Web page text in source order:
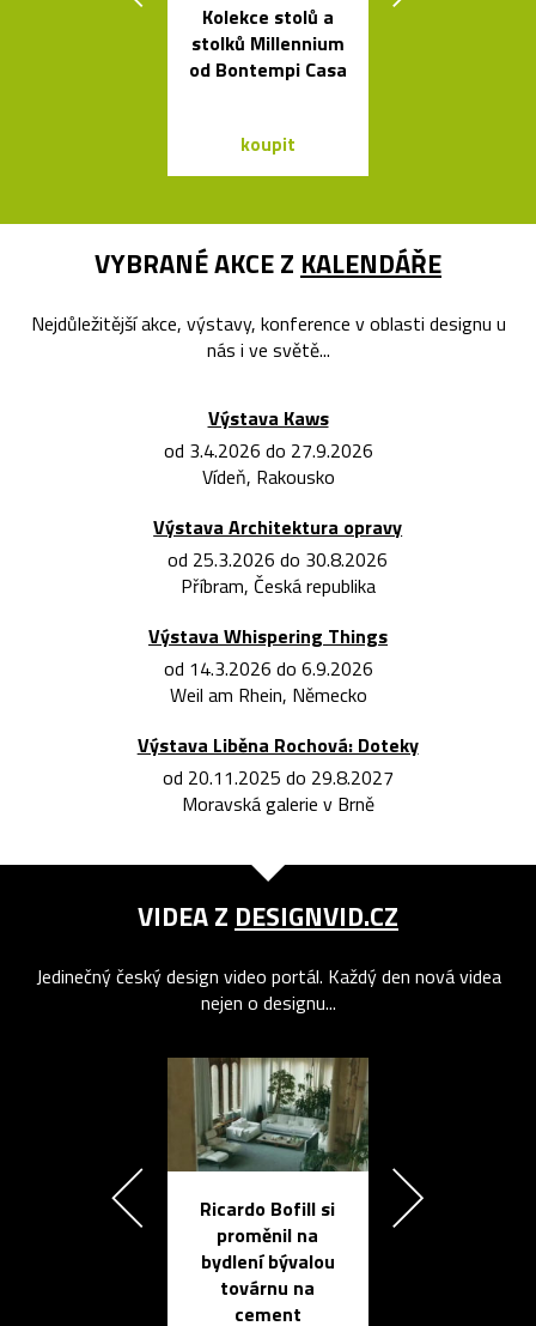
Kolekce stolů a
stolků Millennium
od Bontempi Casa
koupit
VYBRANÉ AKCE Z KALENDÁŘE
Nejdůležitější akce, výstavy, konference v oblasti designu u
nás i ve světě...
Výstava Kaws
od 3.4.2026 do 27.9.2026
Vídeň, Rakousko
Výstava Architektura opravy
od 25.3.2026 do 30.8.2026
Příbram, Česká republika
Výstava Whispering Things
od 14.3.2026 do 6.9.2026
Weil am Rhein, Německo
Výstava Liběna Rochová: Doteky
od 20.11.2025 do 29.8.2027
Moravská galerie v Brně
VIDEA Z DESIGNVID.CZ
Jedinečný český design video portál. Každý den nová videa
nejen o designu...
Ricardo Bofill si
proměnil na
bydlení bývalou
továrnu na
cement